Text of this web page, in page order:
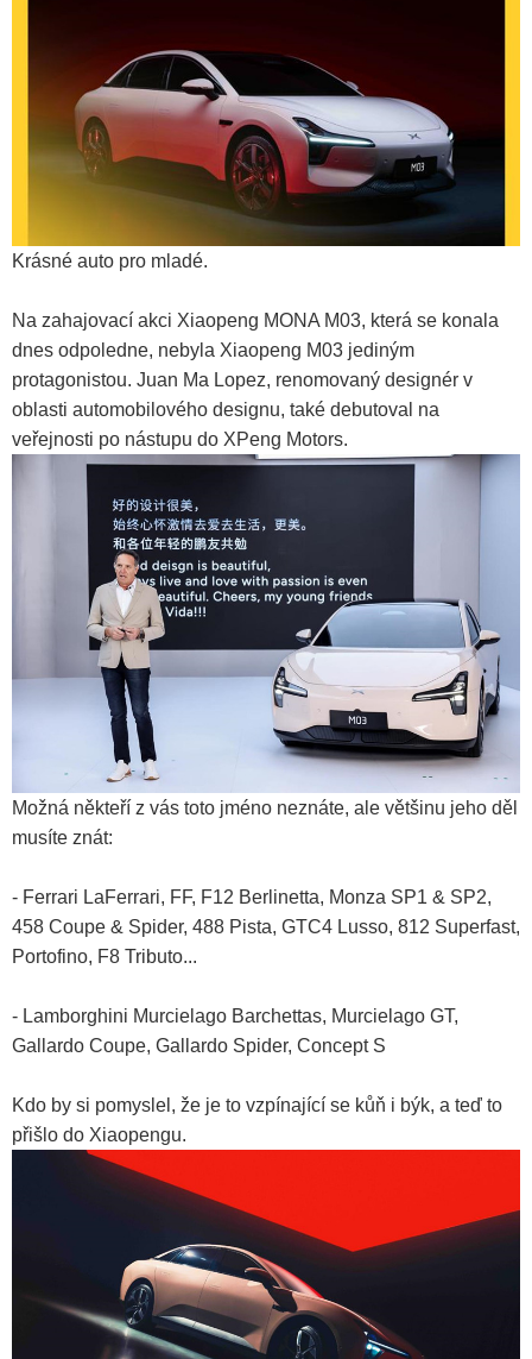
Krásné auto pro mladé.
Na zahajovací akci Xiaopeng MONA M03, která se konala
dnes odpoledne, nebyla Xiaopeng M03 jediným
protagonistou. Juan Ma Lopez, renomovaný designér v
oblasti automobilového designu, také debutoval na
veřejnosti po nástupu do XPeng Motors.
Možná někteří z vás toto jméno neznáte, ale většinu jeho děl
musíte znát:
- Ferrari LaFerrari, FF, F12 Berlinetta, Monza SP1 & SP2,
458 Coupe & Spider, 488 Pista, GTC4 Lusso, 812 Superfast,
Portofino, F8 Tributo...
- Lamborghini Murcielago Barchettas, Murcielago GT,
Gallardo Coupe, Gallardo Spider, Concept S
Kdo by si pomyslel, že je to vzpínající se kůň i býk, a teď to
přišlo do Xiaopengu.